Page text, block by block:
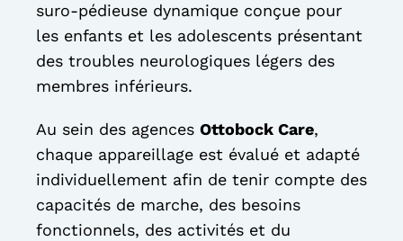
suro-pédieuse dynamique conçue pour
les enfants et les adolescents présentant
des troubles neurologiques légers des
membres inférieurs.
Au sein des agences Ottobock Care,
chaque appareillage est évalué et adapté
individuellement afin de tenir compte des
capacités de marche, des besoins
fonctionnels, des activités et du